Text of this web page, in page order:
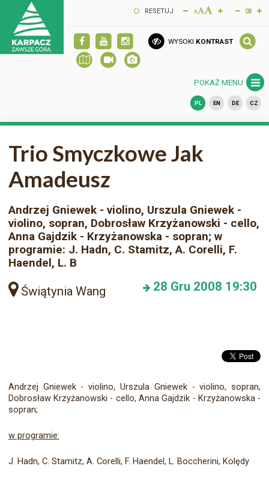
RESETUJ
WYSOKI KONTRAST
POKAŻ MENU
PL EN DE CZ
Trio Smyczkowe Jak
Amadeusz
Andrzej Gniewek - violino, Urszula Gniewek -
violino, sopran, Dobrosław Krzyżanowski - cello,
Anna Gajdzik - Krzyżanowska - sopran; w
programie: J. Hadn, C. Stamitz, A. Corelli, F.
Haendel, L. B
Świątynia Wang 28 Gru 2008 19:30
Andrzej Gniewek - violino, Urszula Gniewek - violino, sopran,
Dobrosław Krzyżanowski - cello, Anna Gajdzik - Krzyżanowska -
sopran;
w programie:
J. Hadn, C. Stamitz, A. Corelli, F. Haendel, L. Boccherini, Kolędy